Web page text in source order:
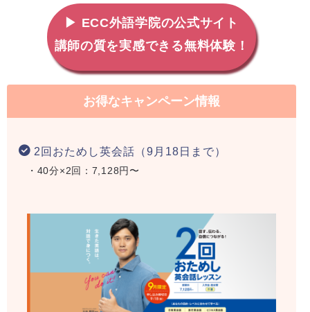
▶ ECC外語学院の公式サイト
講師の質を実感できる無料体験！
お得なキャンペーン情報
2回おためし英会話（9月18日まで）
・40分×2回：7,128円〜